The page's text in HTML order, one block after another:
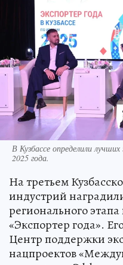
В Кузбассе определили
2025 года.
На третьем
индустрий
регионального
«Экспортер года».
Центр поддержки
нацпроектов